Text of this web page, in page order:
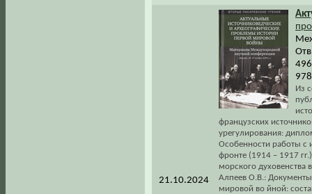
21.10.2024
Из
французских
урегулирования:
Особенности работы с
фронте (1914 – 1917
морского духовенства
Алпеев О.В.: Документы
мировой во йной: